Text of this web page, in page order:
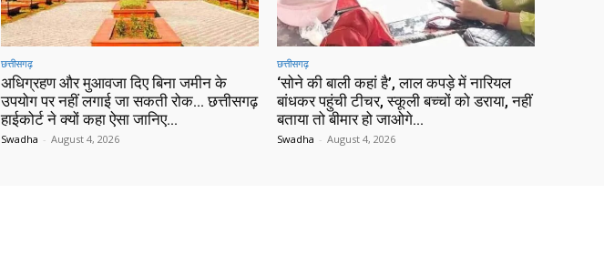
छत्तीसगढ़
अधिग्रहण और मुआवजा दिए बिना जमीन के
उपयोग पर नहीं लगाई जा सकती रोक… छत्तीसगढ़
हाईकोर्ट ने क्यों कहा ऐसा जानिए…
Swadha - August 4, 2026
छत्तीसगढ़
‘सोने की बाली कहां है’, लाल कपड़े में नारियल
बांधकर पहुंची टीचर, स्कूली बच्चों को डराया, नहीं
बताया तो बीमार हो जाओगे…
Swadha - August 4, 2026